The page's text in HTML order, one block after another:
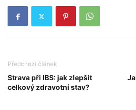
Předchozí článek
Strava při IBS: jak zlepšit
celkový zdravotní stav?